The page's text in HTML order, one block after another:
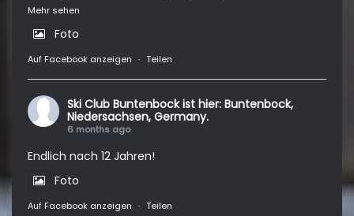
Mehr sehen
Foto
Auf Facebook anzeigen · Teilen
Ski Club Buntenbock ist hier: Buntenbock,
Niedersachsen, Germany.
6 months ago
Endlich nach 12 Jahren!
Foto
Auf Facebook anzeigen · Teilen